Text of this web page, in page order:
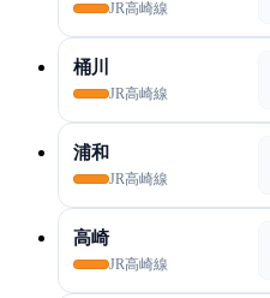
JR高崎線
桶川
JR高崎線
浦和
JR高崎線
高崎
JR高崎線